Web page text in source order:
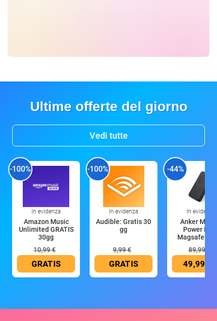
Ultime offerte del giorno
Vedi tutte
-100%
In evidenza
Amazon Music
Unlimited GRATIS
30gg
10,99 €
GRATIS
-100%
In evidenza
Audible: Gratis 30
gg
9,99 €
GRATIS
-44%
In evidenza
Anker
Power
Magsafe
89,99 €
49,99 €